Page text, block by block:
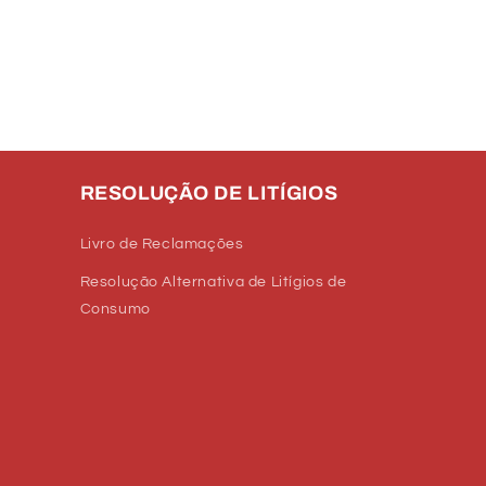
RESOLUÇÃO DE LITÍGIOS
Livro de Reclamações
Resolução Alternativa de Litígios de
Consumo